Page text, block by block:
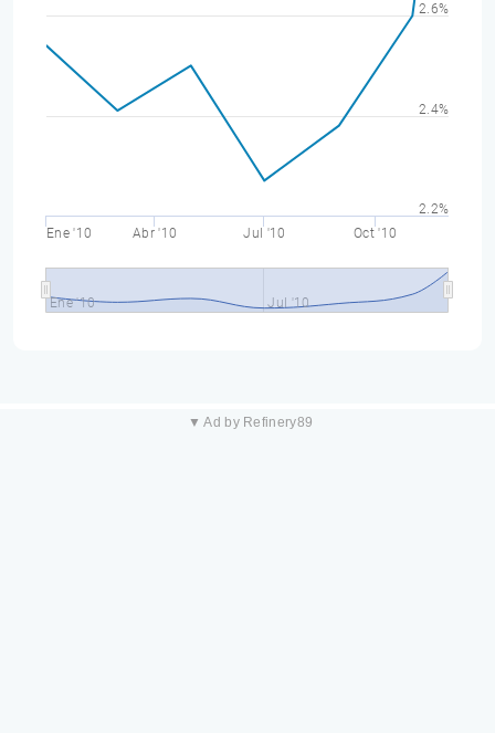
Ene '10 Abr '10 Jul '10 Oct '10
Ene '10 Jul '10
2.2%
2.4%
2.6%
▼ Ad by Refinery89